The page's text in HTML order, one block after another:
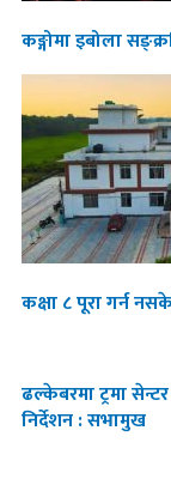
कङ्गोमा इबोला
कक्षा ८ पूरा गर्न
ढल्केबरमा ट्रमा
निर्देशन : सभामुख